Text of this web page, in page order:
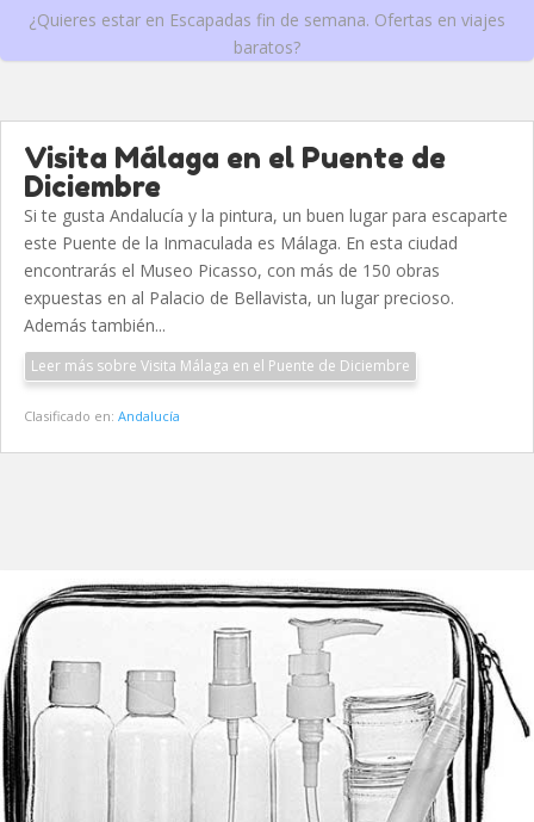
¿Quieres estar en Escapadas fin de semana. Ofertas en viajes
baratos?
Visita Málaga en el Puente de
Diciembre
Si te gusta Andalucía y la pintura, un buen lugar para escaparte
este Puente de la Inmaculada es Málaga. En esta ciudad
encontrarás el Museo Picasso, con más de 150 obras
expuestas en al Palacio de Bellavista, un lugar precioso.
Además también...
Leer más sobre Visita Málaga en el Puente de Diciembre
Clasificado en: Andalucía